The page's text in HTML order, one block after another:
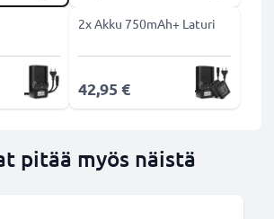
2x Akku 750mAh+ Laturi
42,95 €
pitää myös näistä